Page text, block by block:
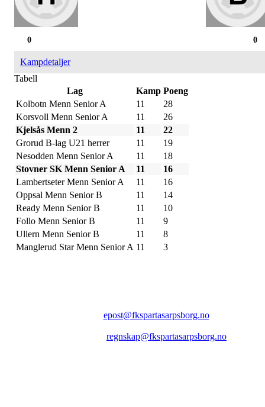
0
0
Kampdetaljer
Tabell
Lag
Kamp Poeng
Kolbotn Menn Senior A
11
28
Korsvoll Menn Senior A
11
26
Kjelsås Menn 2
11
22
Grorud B-lag U21 herrer
11
19
Nesodden Menn Senior A
11
18
Stovner SK Menn Senior A
11
16
Lambertseter Menn Senior A
11
16
Oppsal Menn Senior B
11
14
Ready Menn Senior B
11
10
Follo Menn Senior B
11
9
Ullern Menn Senior B
11
8
Manglerud Star Menn Senior A 11 3
epost@fkspartasarpsborg.no
regnskap@fkspartasarpsborg.no